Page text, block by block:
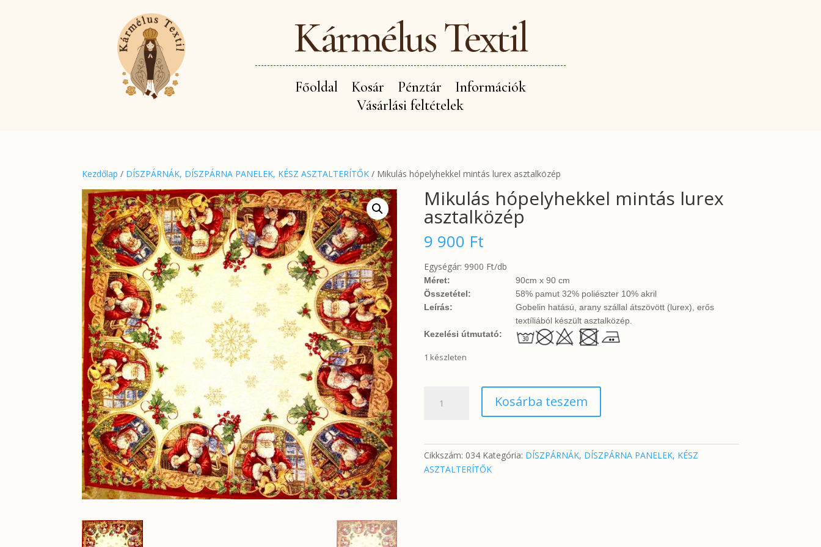
Kármélus Textil
Főoldal Kosár Pénztár
Információk
Vásárlási feltételek
Kezdőlap / DÍSZPÁRNÁK, DÍSZPÁRNA PANELEK, KÉSZ ASZTALTERÍTŐK / Mikulás hópelyhekkel mintás lurex asztalközép
Mikulás hópelyhekkel mintás lurex
asztalközép
9 900 Ft
Egységár: 9900 Ft/db
Méret:
90cm x 90 cm
Összetétel:
58% pamut 32% poliészter 10% akril
Leírás:
Gobelin hatású, arany szállal átszövött (lurex), erős
textíliából készült asztalközép.
Kezelési útmutató:
1 készleten
hópelyhekkel
Kosárba teszem
Cikkszám: 034 Kategória: DÍSZPÁRNÁK, DÍSZPÁRNA PANELEK, KÉSZ
ASZTALTERÍTŐK